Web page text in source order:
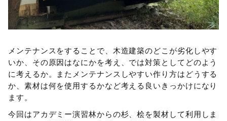
メンテナンスをすることで、木造建築のどこが劣化しやす
いか、その原因はなにかを考え、では対策としてどのよう
に考えるか。またメンテナンスしやすい作り方はどうする
か、素材は何を使用するかなど考える良いきっかけになり
ます。
今回はアカデミー演習林からの杉、桧を製材して利用しま